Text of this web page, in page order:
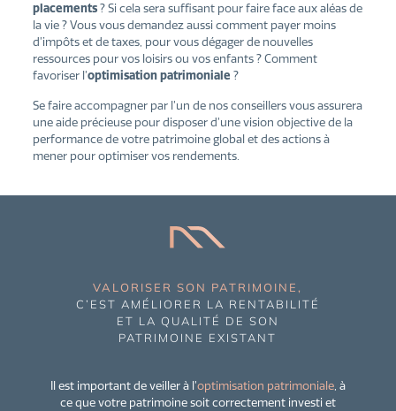
placements? Si cela sera suffisant pour faire face aux aléas de
la vie ? Vous vous demandez aussi comment payer moins
d’impôts et de taxes, pour vous dégager de nouvelles
ressources pour vos loisirs ou vos enfants ? Comment
favoriser l’optimisation patrimoniale ?
Se faire accompagner par l’un de nos conseillers vous assurera
une aide précieuse pour disposer d’une vision objective de la
performance de votre patrimoine global et des actions à
mener pour optimiser vos rendements.
VALORISER SON PATRIMOINE,
C’EST AMÉLIORER LA RENTABILITÉ
ET LA QUALITÉ DE SON
PATRIMOINE EXISTANT
Il est important de veiller à l’optimisation patrimoniale, à
ce que votre patrimoine soit correctement investi et